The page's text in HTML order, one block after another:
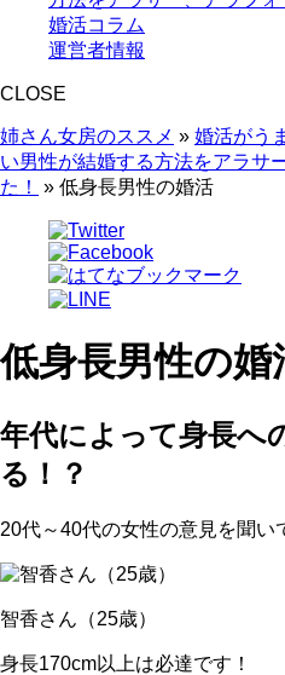
婚活コラム
運営者情報
CLOSE
姉さん女房のススメ » 婚活がう
い男性が結婚する方法をアラサ
た！
» 低身長男性の婚活
低身長男性の婚
年代によって身長へ
る！？
20代～40代の女性の意見を聞い
智香さん（25歳）
身長170cm以上は必達です！